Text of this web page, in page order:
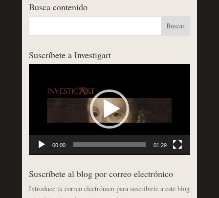
Busca contenido
Suscríbete a Investigart
00:00 01:29
Suscríbete al blog por correo electrónico
Introduce tu correo electrónico para suscribirte a este blog